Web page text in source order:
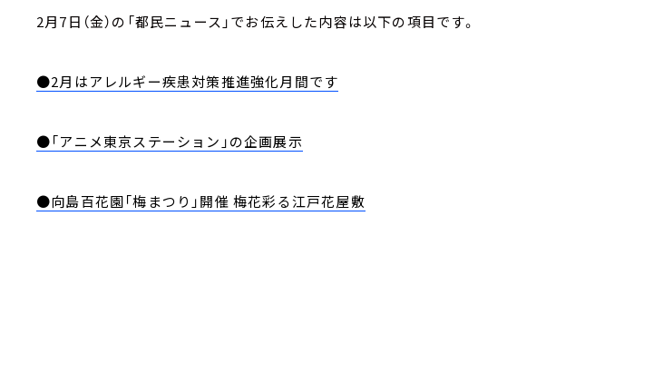
2月7日（金）の「都民ニュース」でお伝えした内容は以下の項目です。
●2月はアレルギー疾患対策推進強化月間です
●「アニメ東京ステーション」の企画展示
●向島百花園「梅まつり」開催 梅花彩る江戸花屋敷